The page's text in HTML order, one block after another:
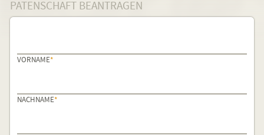
PATENSCHAFT BEANTRAGEN
PFLICHTFELD
VORNAME*
PFLICHTFELD
NACHNAME*